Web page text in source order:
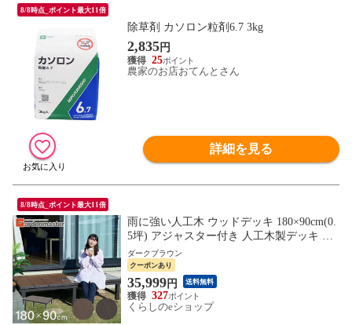
8/8時点_ポイント最大11倍
除草剤 カソロン粒剤6.7 3kg
2,835円
25
農家のお店おてんとさん
詳細を見る
8/8時点_ポイント最大11倍
雨に強い人工木 ウッドデッキ 180×90cm(0.
5坪) アジャスター付き 人工木製デッキ 人
工木ウッドデッキ ウッドデッキタイル 縁
台 おしゃれ 山善 YAMAZEN ガーデンマス
ター 【送料無料】
ダークブラウン
クーポンあり
35,999円 送料無料
327
くらしのeショップ